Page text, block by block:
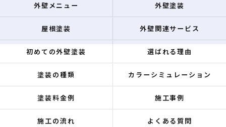
外壁メニュー 外壁塗装
屋根塗装 外壁関連サービス
初めての外壁塗装 選ばれる理由
塗装の種類 カラーシミュレーション
塗装料金例 施工事例
施工の流れ よくある質問